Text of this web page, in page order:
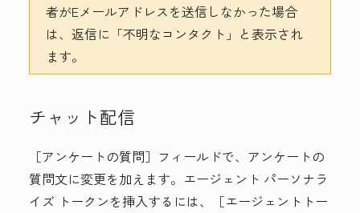
者がEメールアドレスを送信しなかった場合
は、返信に「不明なコンタクト」 と表示され
ます。
チャット配信
［アンケートの質問］ フィールドで、アンケートの
質問文に変更を加えます。エージェント パーソナラ
イズ トークンを挿入するには、［エージェントトー